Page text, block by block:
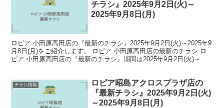
チラシ』2025年9月2日(火)～
2025年9月8日(月)
ロピア 小田原高田店の『最新のチラシ』2025年9月2日(火)～2025年9
月8日(月)をご紹介します。 ロピア 小田原高田店の最新のチラシ ロ
ピア 小田原高田店の『最新のチラシ』期間は2025年9月2日(火)～
チラシ情報
ロピア昭島アクロスプラザ店の
『最新チラシ』2025年9月2日(火)
～2025年9月8日(月)